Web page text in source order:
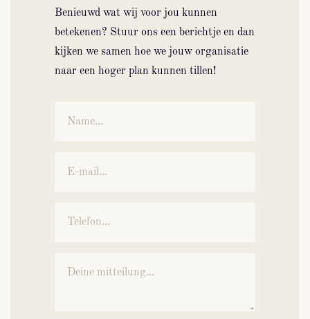
Benieuwd wat wij voor jou kunnen
betekenen? Stuur ons een berichtje en dan
kijken we samen hoe we jouw organisatie
naar een hoger plan kunnen tillen!